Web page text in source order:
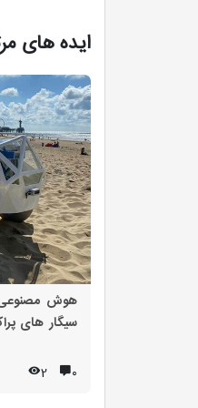
ایده های
هوش
سیگار های
۰
2